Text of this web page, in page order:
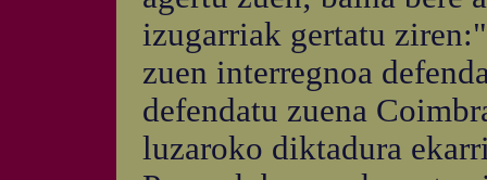
izugarriak gertatu
zuen interregnoa
defendatu zuena
luzaroko diktadura